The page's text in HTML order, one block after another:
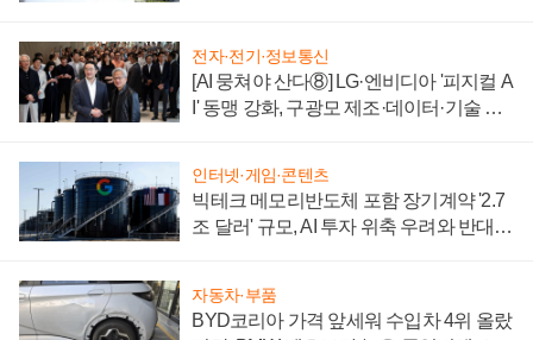
전자·전기·정보통신
[AI 뭉쳐야 산다⑧] LG·엔비디아 '피지컬 A
I' 동맹 강화, 구광모 제조·데이터·기술 결
인터넷·게임·콘텐츠
빅테크 메모리반도체 포함 장기계약 '2.7
조 달러' 규모, AI 투자 위축 우려와 반대
자동차·부품
BYD코리아 가격 앞세워 수입차 4위 올랐